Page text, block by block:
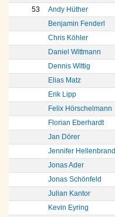
53
Andy Hüther
Benjamin Fenderl
Chris Köhler
Daniel Wittmann
Dennis Wittig
Elias Matz
Erik Lipp
Felix Hörschelmann
Florian Eberhardt
Jan Dörer
Jennifer Hellenbrand
Jonas Ader
Jonas Schönfeld
Julian Kantor
Kevin Eyring